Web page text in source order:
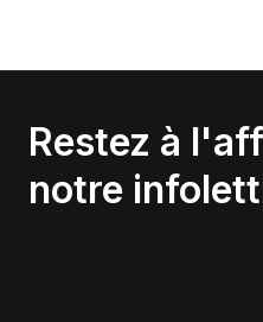
Restez à
notre